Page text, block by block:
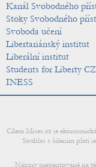
Kanál Svobodného
Stoky Svobodného
Svoboda učení
Libertariánský institut
Liberální institut
Students for Liberty CZ
INESS
Cílem Mises.cz je
Souhlas s šířením platí
Názory prezentované na